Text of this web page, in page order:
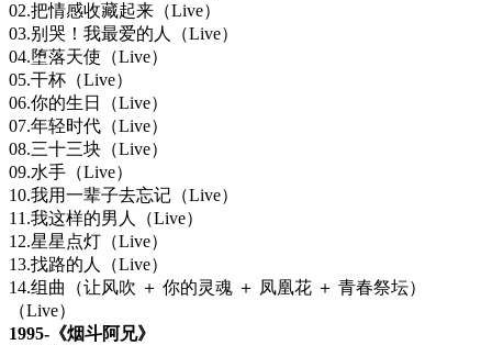
02.把情感收藏起来（Live）
03.别哭！我最爱的人（Live）
04.堕落天使（Live）
05.干杯（Live）
06.你的生日（Live）
07.年轻时代（Live）
08.三十三块（Live）
09.水手（Live）
10.我用一辈子去忘记（Live）
11.我这样的男人（Live）
12.星星点灯（Live）
13.找路的人（Live）
14.组曲（让风吹 ＋ 你的灵魂 ＋ 凤凰花 ＋ 青春祭坛）
（Live）
1995-《烟斗阿兄》